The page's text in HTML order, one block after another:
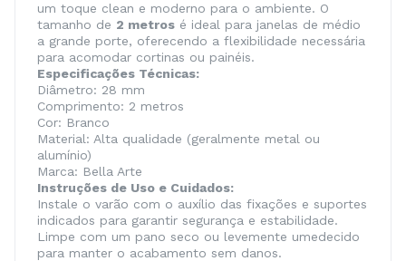
um toque clean e moderno para o ambiente. O
tamanho de 2 metros é ideal para janelas de médio
a grande porte, oferecendo a flexibilidade necessária
para acomodar cortinas ou painéis.
Especificações Técnicas:
Diâmetro: 28 mm
Comprimento: 2 metros
Cor: Branco
Material: Alta qualidade (geralmente metal ou
alumínio)
Marca: Bella Arte
Instruções de Uso e Cuidados:
Instale o varão com o auxílio das fixações e suportes
indicados para garantir segurança e estabilidade.
Limpe com um pano seco ou levemente umedecido
para manter o acabamento sem danos.